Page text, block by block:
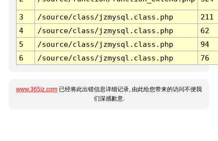
3 /source/class/jzmysql.class.php
211
4
/source/class/jzmysql.class.php
62
5
/source/class/jzmysql.class.php
94
6
/source/class/jzmysql.class.php 76
www.365jz.com 已经将此出错信息详细记录, 由此给您带来的访问不便我
们深感歉意.